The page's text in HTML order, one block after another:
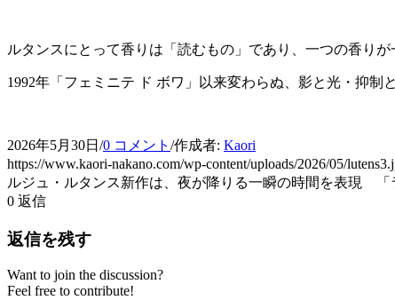
ルタンスにとって香りは「読むもの」であり、一つの香り
1992年「フェミニテ ド ボワ」以来変わらぬ、影と光・抑制
2026年5月30日 /0 コメント /作成者: Kaori
https://www.kaori-nakano.com/wp-content/uploads/2026/05/
ルジュ・ルタンス新作は、夜が降りる一瞬の時間を表現 「
0 返信
返信を残す
Want to join the discussion?
Feel free to contribute!